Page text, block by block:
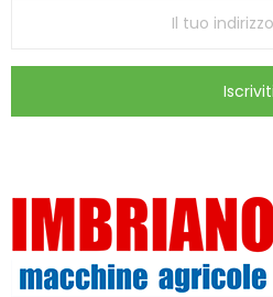
Iscriviti